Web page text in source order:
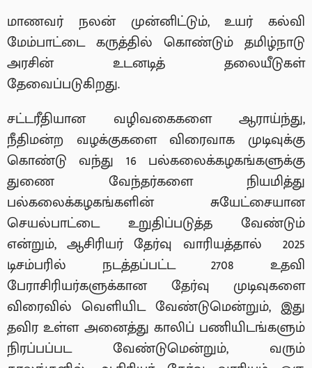
மாணவர் நலன் முன்னிட்டும், உயர் கல்வி
மேம்பாட்டை கருத்தில் கொண்டும் தமிழ்நாடு
அரசின் உடனடித் தலையீடுகள்
தேவைப்படுகிறது.
சட்டரீதியான வழிவகைகளை ஆராய்ந்து,
நீதிமன்ற வழக்குகளை விரைவாக முடிவுக்கு
கொண்டு வந்து 16 பல்கலைக்கழகங்களுக்கு
துணை வேந்தர்களை நியமித்து
பல்கலைக்கழகங்களின் சுயேட்சையான
செயல்பாட்டை உறுதிப்படுத்த வேண்டும்
என்றும், ஆசிரியர் தேர்வு வாரியத்தால் 2025
டிசம்பரில் நடத்தப்பட்ட 2708 உதவி
பேராசிரியர்களுக்கான தேர்வு முடிவுகளை
விரைவில் வெளியிட வேண்டுமென்றும், இது
தவிர உள்ள அனைத்து காலிப் பணியிடங்களும்
நிரப்பப்பட வேண்டுமென்றும், வரும்